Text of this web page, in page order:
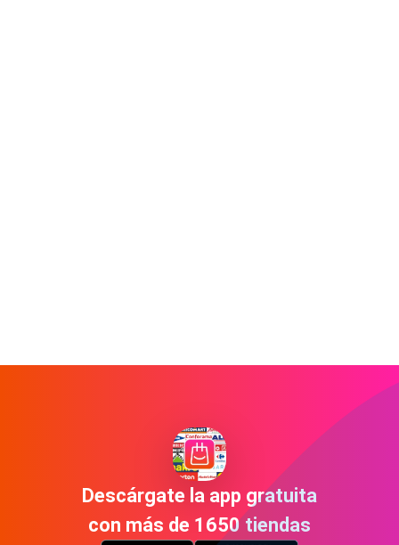
Descárgate la app gratuita
con más de 1650 tiendas